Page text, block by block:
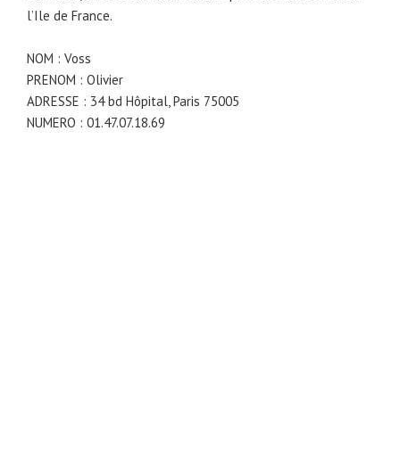
l’Ile de France.
NOM : Voss
PRENOM : Olivier
ADRESSE : 34 bd Hôpital, Paris 75005
NUMERO : 01.47.07.18.69